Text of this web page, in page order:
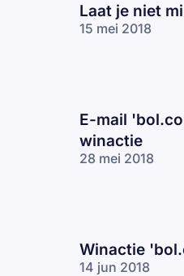
Laat je niet
15 mei 2018
E-mail
winactie
28 mei 2018
Winactie
14 jun 2018